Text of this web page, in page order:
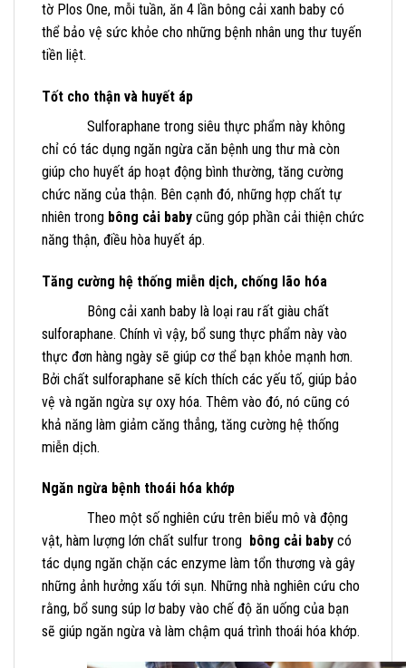
tờ Plos One, mỗi tuần, ăn 4 lần bông cải xanh baby có
thể bảo vệ sức khỏe cho những bệnh nhân ung thư tuyến
tiền liệt.
Tốt cho thận và huyết áp
Sulforaphane trong siêu thực phẩm này không
chỉ có tác dụng ngăn ngừa căn bệnh ung thư mà còn
giúp cho huyết áp hoạt động bình thường, tăng cường
chức năng của thận. Bên cạnh đó, những hợp chất tự
nhiên trong bông cải baby cũng góp phần cải thiện chức
năng thận, điều hòa huyết áp.
Tăng cường hệ thống miễn dịch, chống lão hóa
Bông cải xanh baby là loại rau rất giàu chất
sulforaphane. Chính vì vậy, bổ sung thực phẩm này vào
thực đơn hàng ngày sẽ giúp cơ thể bạn khỏe mạnh hơn.
Bởi chất sulforaphane sẽ kích thích các yếu tố, giúp bảo
vệ và ngăn ngừa sự oxy hóa. Thêm vào đó, nó cũng có
khả năng làm giảm căng thẳng, tăng cường hệ thống
miễn dịch.
Ngăn ngừa bệnh thoái hóa khớp
Theo một số nghiên cứu trên biểu mô và động
vật, hàm lượng lớn chất sulfur trong bông cải baby có
tác dụng ngăn chặn các enzyme làm tổn thương và gây
những ảnh hưởng xấu tới sụn. Những nhà nghiên cứu cho
rằng, bổ sung súp lơ baby vào chế độ ăn uống của bạn
sẽ giúp ngăn ngừa và làm chậm quá trình thoái hóa khớp.